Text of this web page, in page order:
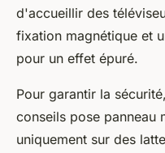
d'accueillir des
fixation magnétique et
pour un effet épuré.
Pour garantir la
conseils pose panneau
uniquement sur des